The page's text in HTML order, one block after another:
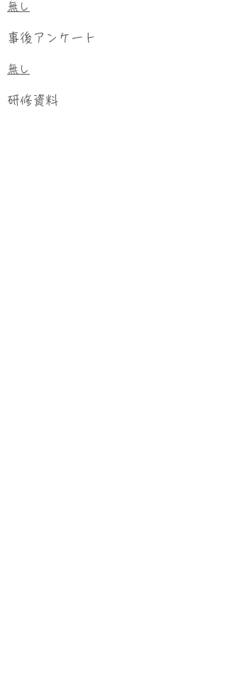
無し
事後アンケート
無し
研修資料